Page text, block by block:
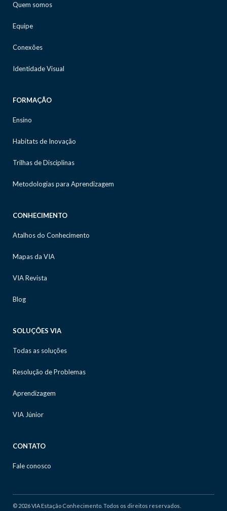
Quem somos
Equipe
Conexões
Identidade Visual
FORMAÇÃO
Ensino
Habitats de Inovação
Trilhas de Disciplinas
Metodologias para Aprendizagem
CONHECIMENTO
Atalhos do Conhecimento
Mapas da VIA
VIA Revista
Blog
SOLUÇÕES VIA
Todas as soluções
Resolução de Problemas
Aprendizagem
VIA Júnior
CONTATO
Fale conosco
© 2026 VIA Estação Conhecimento. Todos os direitos reservados.